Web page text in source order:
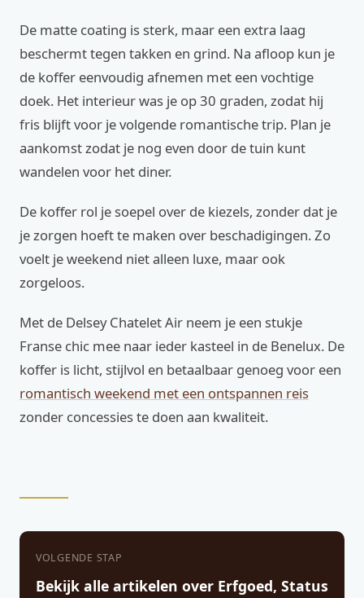
De matte coating is sterk, maar een extra laag
beschermt tegen takken en grind. Na afloop kun je
de koffer eenvoudig afnemen met een vochtige
doek. Het interieur was je op 30 graden, zodat hij
fris blijft voor je volgende romantische trip. Plan je
aankomst zodat je nog even door de tuin kunt
wandelen voor het diner.
De koffer rol je soepel over de kiezels, zonder dat je
je zorgen hoeft te maken over beschadigingen. Zo
voelt je weekend niet alleen luxe, maar ook
zorgeloos.
Met de Delsey Chatelet Air neem je een stukje
Franse chic mee naar ieder kasteel in de Benelux. De
koffer is licht, stijlvol en betaalbaar genoeg voor een
romantisch weekend met een ontspannen reis
zonder concessies te doen aan kwaliteit.
VOLGENDE STAP
Bekijk alle artikelen over Erfgoed, Status